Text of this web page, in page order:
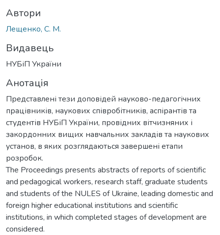
Автори
Лещенко, С. М.
Видавець
НУБіП України
Анотація
Представлені тези доповідей науково-педагогічних
працівників, наукових співробітників, аспірантів та
студентів НУБіП України, провідних вітчизняних і
закордонних вищих навчальних закладів та наукових
установ, в яких розглядаються завершені етапи
розробок.
The Proceedings presents abstracts of reports of scientific
and pedagogical workers, research staff, graduate students
and students of the NULES of Ukraine, leading domestic and
foreign higher educational institutions and scientific
institutions, in which completed stages of development are
considered.